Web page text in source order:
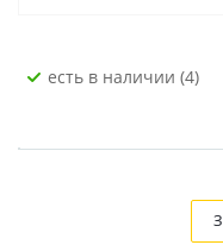
Есть в наличии (4)